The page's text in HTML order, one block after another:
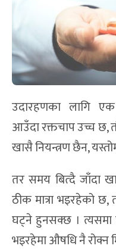
उदारहणका लागि
आउँदा रक्तचाप उच्च छ,
खासै नियन्त्रण छैन,
तर समय बित्दै जाँदा
ठीक मात्रा भइरहेको
घट्ने हुनसक्छ । त्यसमा
भइरहेमा औषधि नै